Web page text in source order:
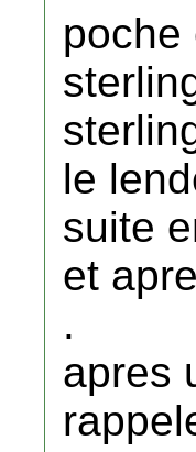
poche
le
suite
et
.
apres